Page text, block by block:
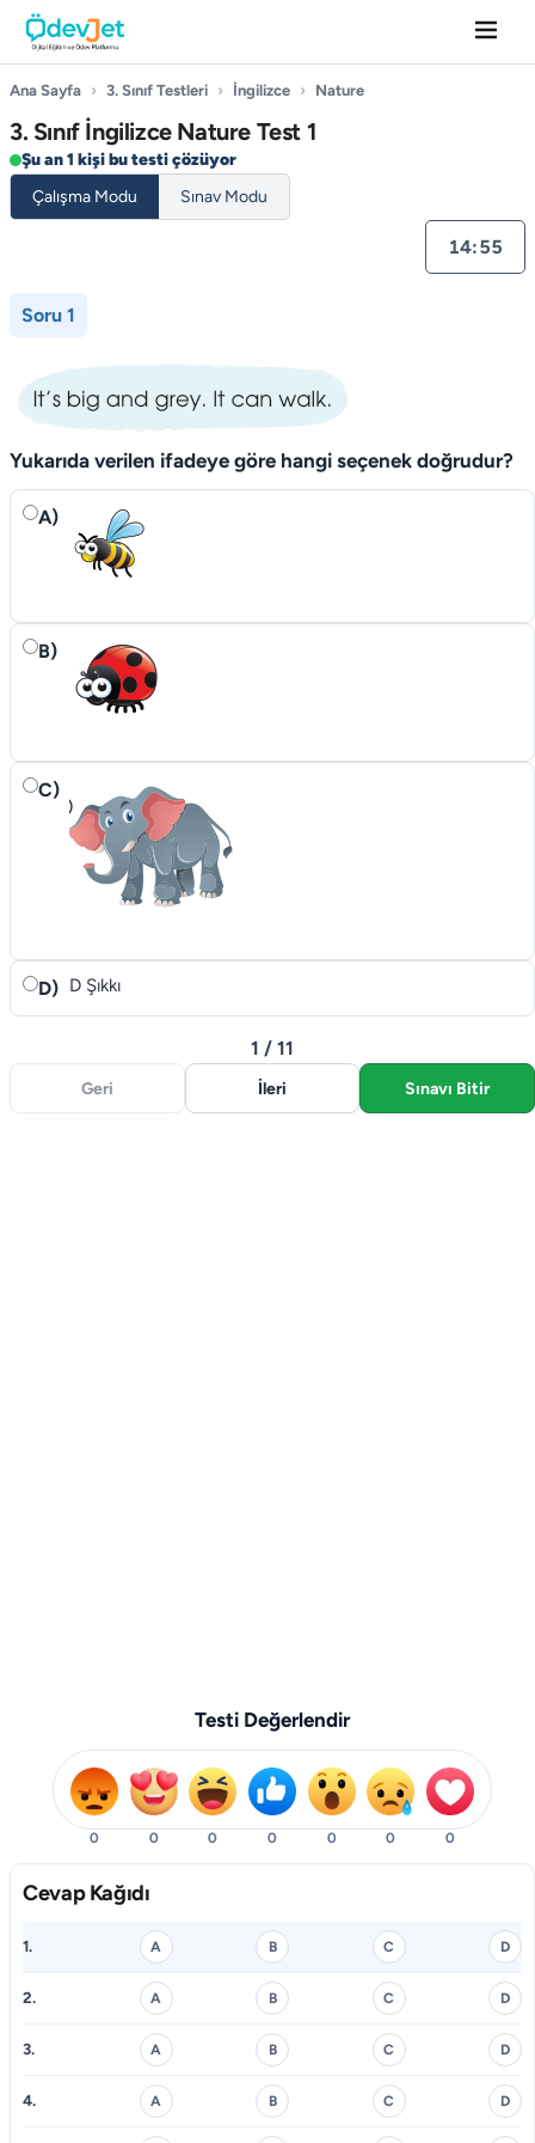
Ana Sayfa › 3. Sınıf Testleri › İngilizce › Nature
3. Sınıf İngilizce Nature Test 1
Şu an 1 kişi bu testi çözüyor
Çalışma Modu
Sınav Modu
14:55
Soru 1
Yukarıda verilen ifadeye göre hangi seçenek doğrudur?
A)
B)
C)
D) D Şıkkı
Geri
1 / 11
İleri Sınavı Bitir
Testi Değerlendir
0 0 0 0 0 0 0
Cevap Kağıdı
1. A B C D
2. A B C D
3. A B C D
4. A B C D